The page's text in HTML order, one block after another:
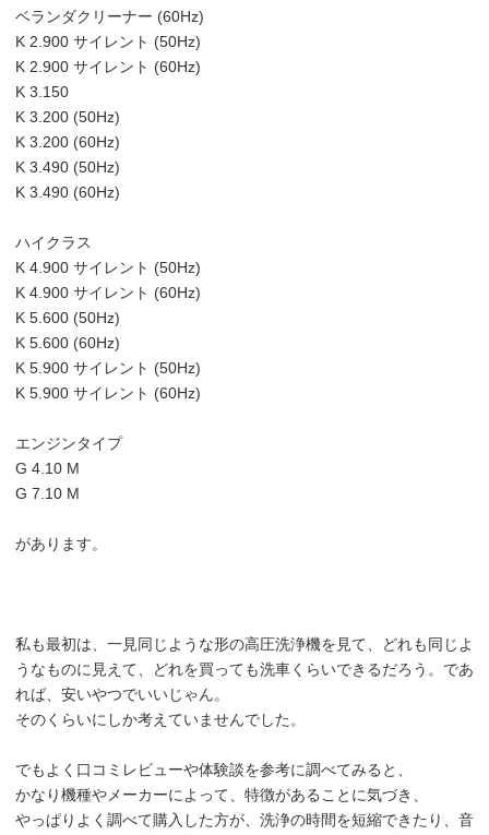
ベランダクリーナー (60Hz)
K 2.900 サイレント (50Hz)
K 2.900 サイレント (60Hz)
K 3.150
K 3.200 (50Hz)
K 3.200 (60Hz)
K 3.490 (50Hz)
K 3.490 (60Hz)
ハイクラス
K 4.900 サイレント (50Hz)
K 4.900 サイレント (60Hz)
K 5.600 (50Hz)
K 5.600 (60Hz)
K 5.900 サイレント (50Hz)
K 5.900 サイレント (60Hz)
エンジンタイプ
G 4.10 M
G 7.10 M
があります。
私も最初は、一見同じような形の高圧洗浄機を見て、どれも同じよ
うなものに見えて、どれを買っても洗車くらいできるだろう。であ
れば、安いやつでいいじゃん。
そのくらいにしか考えていませんでした。
でもよく口コミレビューや体験談を参考に調べてみると、
かなり機種やメーカーによって、特徴があることに気づき、
やっぱりよく調べて購入した方が、洗浄の時間を短縮できたり、音